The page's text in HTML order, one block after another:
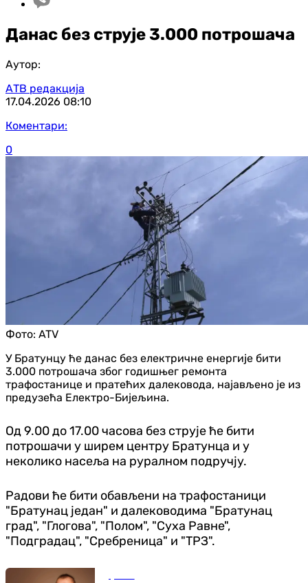
Данас без струје 3.000 потрошача
Аутор:
АТВ редакција
17.04.2026 08:10
Коментари:
0
Фото: ATV
У Братунцу ће данас без електричне енергије бити
3.000 потрошача због годишњег ремонта
трафостанице и пратећих далековода, најављено је из
предузећа Електро-Бијељина.
Од 9.00 до 17.00 часова без струје ће бити
потрошачи у ширем центру Братунца и у
неколико насеља на руралном подручју.
Радови ће бити обављени на трафостаници
"Братунац један" и далеководима "Братунац
град", "Глогова", "Полом", "Суха Равне",
"Подградац", "Сребреница" и "ТРЗ".